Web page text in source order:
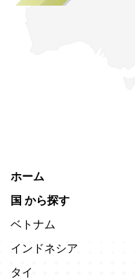
ホーム
国 から探す
ベトナム
インドネシア
タイ